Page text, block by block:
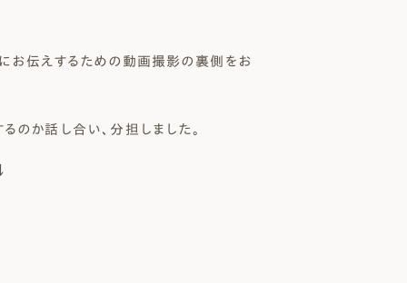
お伝えするための動画撮影の裏側をお
のか話し合い、分担しました。